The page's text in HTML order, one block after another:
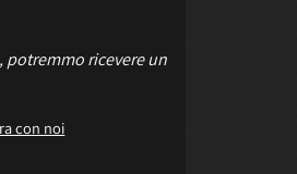
potremmo ricevere un
con noi